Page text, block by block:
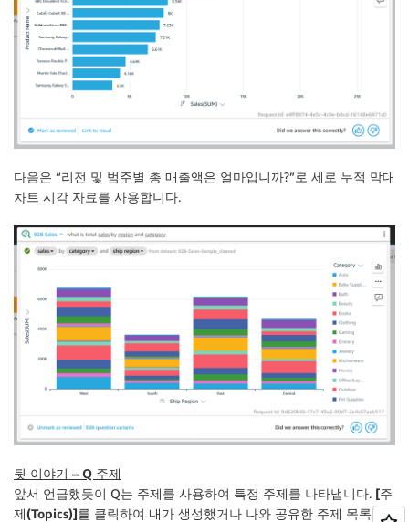
다음은 “리전 및 범주별 총 매출액은 얼마입니까?”로 세로 누적 막대
차트 시각 자료를 사용합니다.
뒷 이야기 – Q 주제
앞서 언급했듯이 Q는 주제를 사용하여 특정 주제를 나타냅니다. [주
제(Topics)]를 클릭하여 내가 생성했거나 나와 공유한 주제 목록을